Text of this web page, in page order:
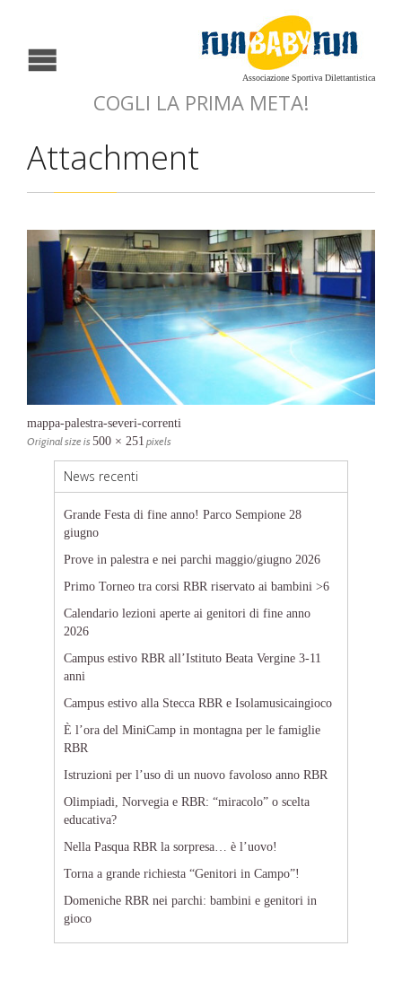
Associazione Sportiva Dilettantistica
COGLI LA PRIMA META!
Attachment
mappa-palestra-severi-correnti
Original size is500 × 251 pixels
News recenti
Grande Festa di fine anno! Parco Sempione 28
giugno
Prove in palestra e nei parchi maggio/giugno 2026
Primo Torneo tra corsi RBR riservato ai bambini >6
Calendario lezioni aperte ai genitori di fine anno
2026
Campus estivo RBR all’Istituto Beata Vergine 3-11
anni
Campus estivo alla Stecca RBR e Isolamusicaingioco
È l’ora del MiniCamp in montagna per le famiglie
RBR
Istruzioni per l’uso di un nuovo favoloso anno RBR
Olimpiadi, Norvegia e RBR: “miracolo” o scelta
educativa?
Nella Pasqua RBR la sorpresa… è l’uovo!
Torna a grande richiesta “Genitori in Campo”!
Domeniche RBR nei parchi: bambini e genitori in
gioco